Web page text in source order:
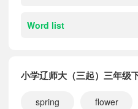
Word list
小学辽师大（三起）三年级
spring flower